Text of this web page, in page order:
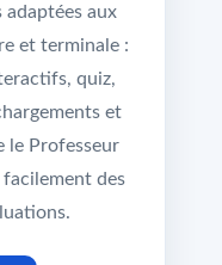
adaptées aux
et terminale :
quiz,
et
le Professeur
facilement des